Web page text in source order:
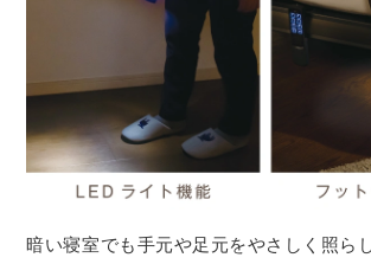
暗い寝室でも手元や足元をやさしく照ら